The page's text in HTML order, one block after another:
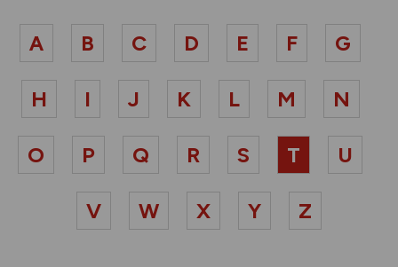
A B C D E F G
H I J K L M N
O P Q R S T U
V W X Y Z